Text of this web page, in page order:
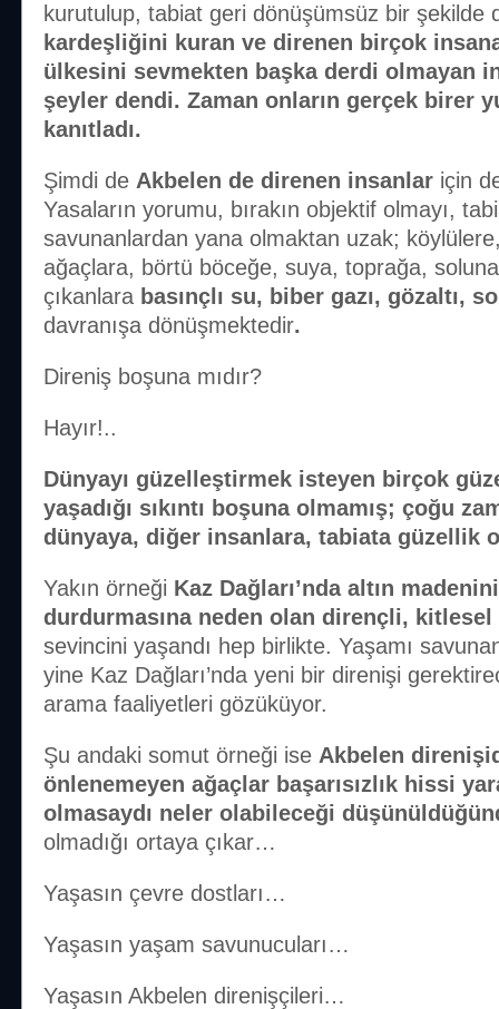
kurutulup, tabiat geri dönüşümsüz bir şekilde
kardeşliğini kuran ve direnen birçok
ülkesini sevmekten başka derdi olmayan
şeyler dendi. Zaman onların gerçek birer
kanıtladı.
Şimdi de Akbelen de direnen insanlar için
Yasaların yorumu, bırakın objektif olmayı,
savunanlardan yana olmaktan uzak;
ağaçlara, börtü böceğe, suya, toprağa,
çıkanlara basınçlı su, biber gazı, gözaltı,
davranışa dönüşmektedir.
Direniş boşuna mıdır?
Hayır!..
Dünyayı güzelleştirmek isteyen birçok
yaşadığı sıkıntı boşuna olmamış; çoğu
dünyaya, diğer insanlara, tabiata güzellik
Yakın örneği Kaz Dağları’nda altın
durdurmasına neden olan dirençli,
sevincini yaşandı hep birlikte. Yaşamı
yine Kaz Dağları’nda yeni bir direnişi
arama faaliyetleri gözüküyor.
Şu andaki somut örneği ise Akbelen
önlenemeyen ağaçlar başarısızlık hissi
olmasaydı neler olabileceği
olmadığı ortaya çıkar…
Yaşasın çevre dostları…
Yaşasın yaşam savunucuları…
Yaşasın Akbelen direnişçileri…